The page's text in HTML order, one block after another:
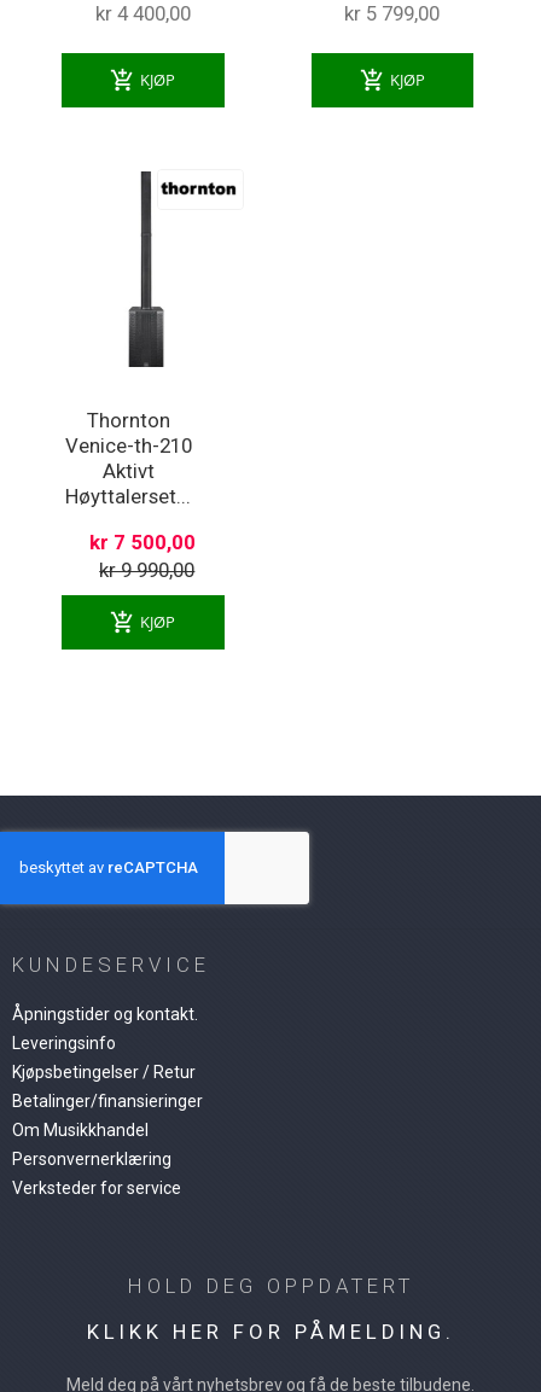
kr 4 400,00
add_shopping_cart KJØP
kr 5 799,00
add_shopping_cart KJØP
Thornton
Venice-th-210
Aktivt
Høyttalerset...
kr 7 500,00
kr 9 990,00
add_shopping_cart KJØP
KUNDESERVICE
Åpningstider og kontakt.
Leveringsinfo
Kjøpsbetingelser / Retur
Betalinger/finansieringer
Om Musikkhandel
Personvernerklæring
Verksteder for service
HOLD DEG OPPDATERT
KLIKK HER FOR PÅMELDING.
Meld deg på vårt nyhetsbrev og få de beste tilbudene.